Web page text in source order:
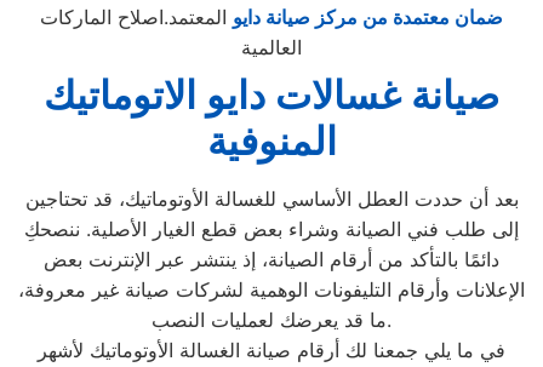
ضمان معتمدة من مركز صيانة دايو المعتمد.اصلاح الماركات
العالمية
صيانة غسالات دايو الاتوماتيك
المنوفية
بعد أن حددت العطل الأساسي للغسالة الأوتوماتيك، قد تحتاجين
إلى طلب فني الصيانة وشراء بعض قطع الغيار الأصلية. ننصحكِ
دائمًا بالتأكد من أرقام الصيانة، إذ ينتشر عبر الإنترنت بعض
الإعلانات وأرقام التليفونات الوهمية لشركات صيانة غير معروفة،
ما قد يعرضك لعمليات النصب.
في ما يلي جمعنا لك أرقام صيانة الغسالة الأوتوماتيك لأشهر